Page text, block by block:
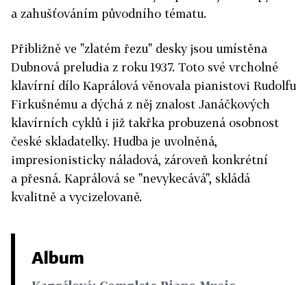
a zahušťováním původního tématu.
Přibližně ve "zlatém řezu" desky jsou umístěna
Dubnová preludia z roku 1937. Toto své vrcholné
klavírní dílo Kaprálová věnovala pianistovi Rudolfu
Firkušnému a dýchá z něj znalost Janáčkových
klavírních cyklů i již takřka probuzená osobnost
české skladatelky. Hudba je uvolněná,
impresionisticky náladová, zároveň konkrétní
a přesná. Kaprálová se "nevykecává", skládá
kvalitně a vycizelovaně.
Album